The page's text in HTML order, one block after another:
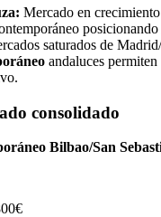
Mercado en
saturados de
andaluces
consolidado
Bilbao/San